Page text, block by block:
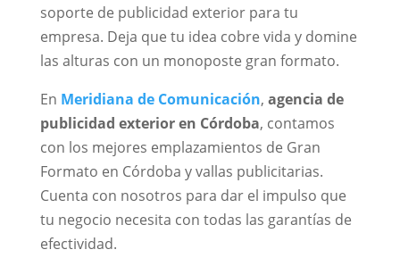
soporte de publicidad exterior para tu
empresa. Deja que tu idea cobre vida y domine
las alturas con un monoposte gran formato.
En Meridiana de Comunicación, agencia de
publicidad exterior en Córdoba, contamos
con los mejores emplazamientos de Gran
Formato en Córdoba y vallas publicitarias.
Cuenta con nosotros para dar el impulso que
tu negocio necesita con todas las garantías de
efectividad.